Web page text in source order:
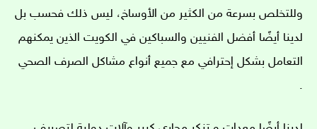
وللتخلص بسرعة من الكثير من الأوساخ، ليس ذلك فحسب بل
لدينا أيضًا أفضل الفنيين والسباكين في الكويت الذين يمكنهم
التعامل بشكل إحترافي مع جميع أنواع مشاكل الصرف الصحي
.